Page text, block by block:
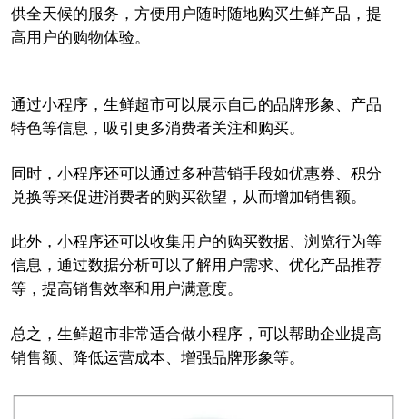
供全天候的服务，方便用户随时随地购买生鲜产品，提
高用户的购物体验。
通过小程序，生鲜超市可以展示自己的品牌形象、产品
特色等信息，吸引更多消费者关注和购买。
同时，小程序还可以通过多种营销手段如优惠券、积分
兑换等来促进消费者的购买欲望，从而增加销售额。
此外，小程序还可以收集用户的购买数据、浏览行为等
信息，通过数据分析可以了解用户需求、优化产品推荐
等，提高销售效率和用户满意度。
总之，生鲜超市非常适合做小程序，可以帮助企业提高
销售额、降低运营成本、增强品牌形象等。